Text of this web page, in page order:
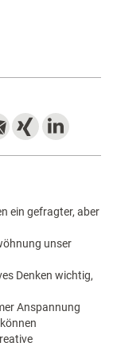
ein gefragter, aber
unser
Denken wichtig,
Anspannung